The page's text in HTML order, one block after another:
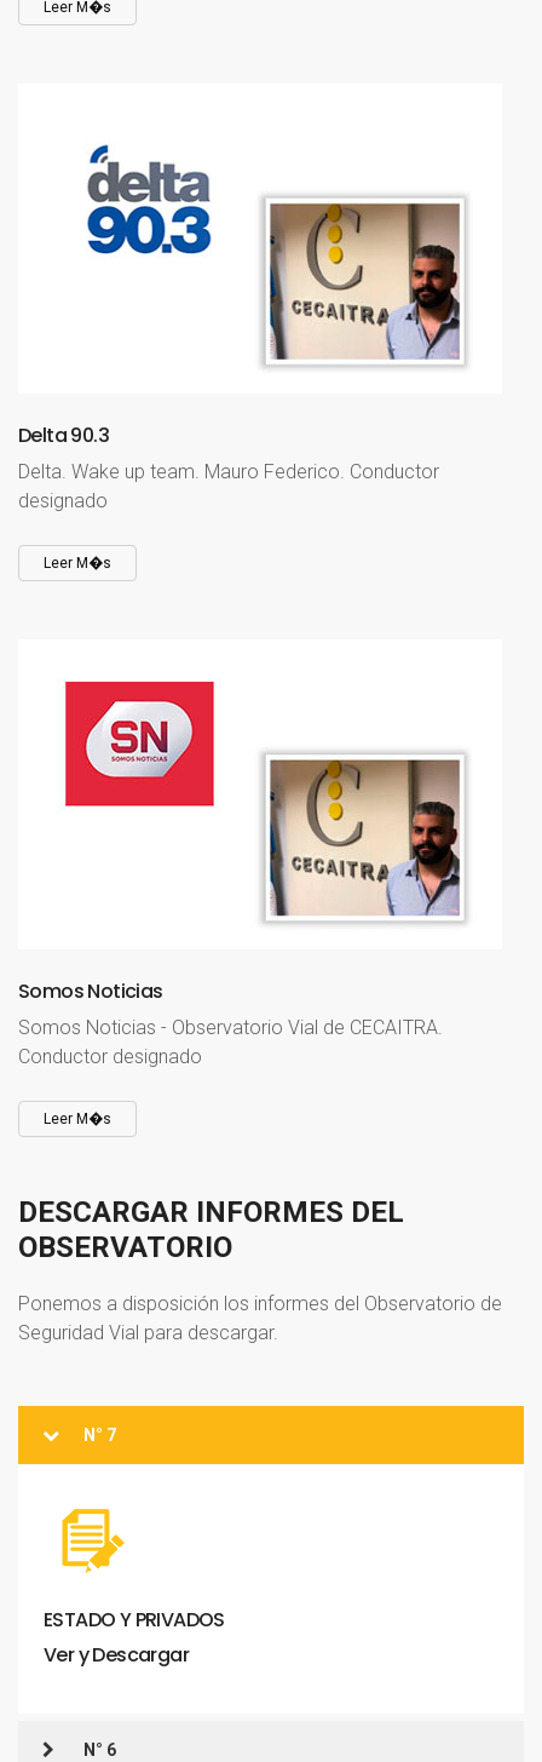
Leer M�s
Delta90.3
Delta. Wake up team. Mauro Federico. Conductor
designado
Leer M�s
SomosNoticias
Somos Noticias - Observatorio Vial de CECAITRA.
Conductor designado
Leer M�s
DESCARGAR INFORMES DEL
OBSERVATORIO
Ponemos a disposición los informes del Observatorio de
Seguridad Vial para descargar.
N° 7
ESTADOY PRIVADOS
VeryDescargar
N° 6